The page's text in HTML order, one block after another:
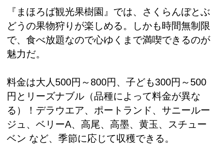
『まほろば観光果樹園』では、さくらんぼとぶ
どうの果物狩りが楽しめる。しかも時間無制限
で、食べ放題なので心ゆくまで満喫できるのが
魅力だ。
料金は大人500円～800円、子ども300円～500
円とリーズナブル（品種によって料金が異な
る）！デラウエア、ポートランド、サニールー
ジュ、ベリーA、高尾、高墨、黄玉、スチュー
ベン など、季節に応じて収穫できる。